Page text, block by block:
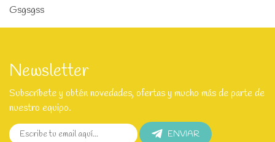
Gsgsgss
Newsletter
Subscríbete y obtén novedades, ofertas y mucho más de parte de
nuestro equipo.
ENVIAR